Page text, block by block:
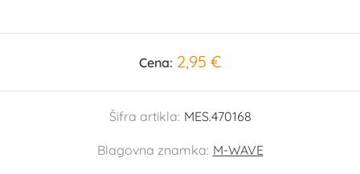
Cena: 2,95 €
Šifra artikla: MES.470168
Blagovna znamka: M-WAVE